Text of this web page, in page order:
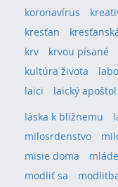
koronavírus
kresťan
krv
krvou písané
kultúra života
laici
laický apoštol
láska k blížnemu
milosrdenstvo
misie doma
modliť sa